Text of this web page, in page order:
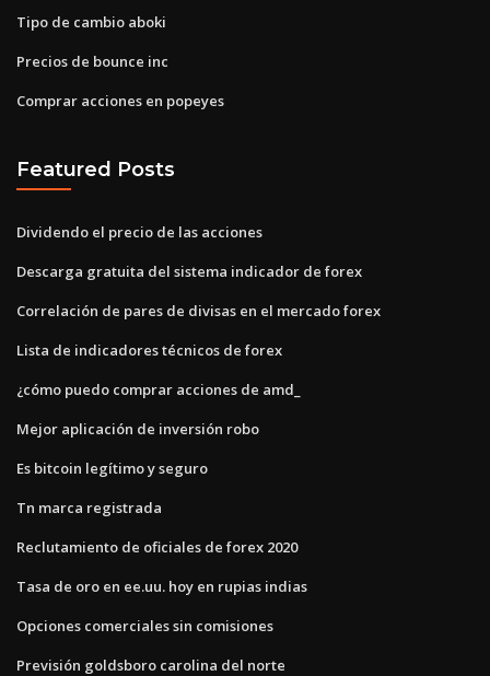
Tipo de cambio aboki
Precios de bounce inc
Comprar acciones en popeyes
Featured Posts
Dividendo el precio de las acciones
Descarga gratuita del sistema indicador de forex
Correlación de pares de divisas en el mercado forex
Lista de indicadores técnicos de forex
¿cómo puedo comprar acciones de amd_
Mejor aplicación de inversión robo
Es bitcoin legítimo y seguro
Tn marca registrada
Reclutamiento de oficiales de forex 2020
Tasa de oro en ee.uu. hoy en rupias indias
Opciones comerciales sin comisiones
Previsión goldsboro carolina del norte